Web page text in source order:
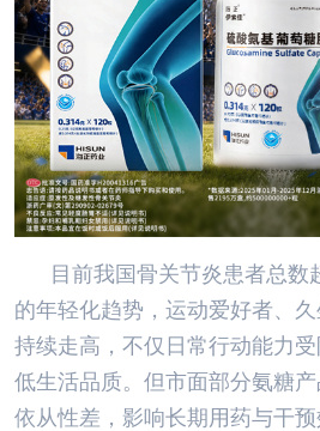
目前我国骨关节炎患者总数
的年轻化趋势，运动爱好者、
持续走高，不仅日常行动能力
低生活品质。但市面部分氨糖产
依从性差，影响长期用药与干预